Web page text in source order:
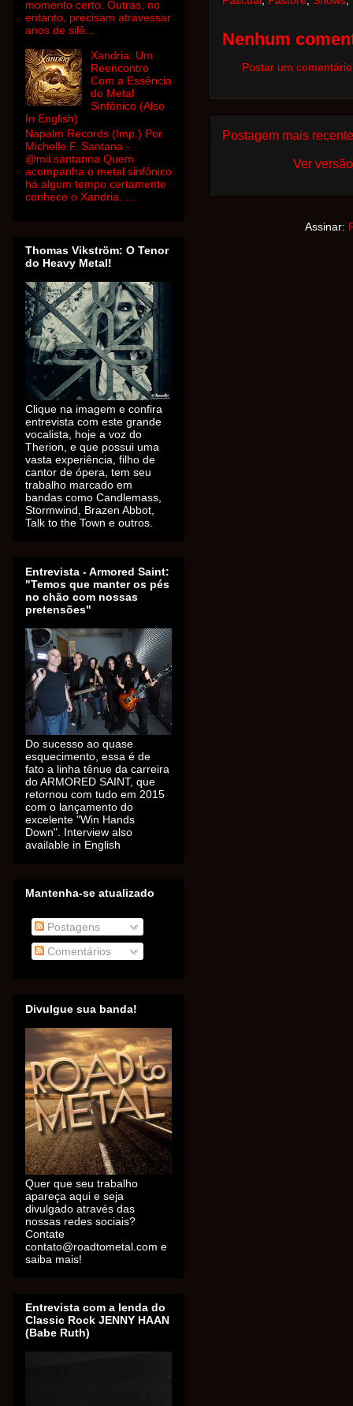
Nenhum
Postar um comentário
Postagem mais recente
Ver
Assinar:
momento certo. Outras, no
entanto, precisam atravessar
anos de silê...
Xandria: Um
Reencontro
Com a Essência
do Metal
Sinfônico (Also
In English)
Napalm Records (Imp.) Por
Michelle F. Santana -
@mii.santanna Quem
acompanha o metal sinfônico
há algum tempo certamente
conhece o Xandria. ...
Thomas Vikström: O Tenor
do Heavy Metal!
Clique na imagem e confira
entrevista com este grande
vocalista, hoje a voz do
Therion, e que possui uma
vasta experiência, filho de
cantor de ópera, tem seu
trabalho marcado em
bandas como Candlemass,
Stormwind, Brazen Abbot,
Talk to the Town e outros.
Entrevista - Armored Saint:
"Temos que manter os pés
no chão com nossas
pretensões"
Do sucesso ao quase
esquecimento, essa é de
fato a linha tênue da carreira
do ARMORED SAINT, que
retornou com tudo em 2015
com o lançamento do
excelente "Win Hands
Down". Interview also
available in English
Mantenha-se atualizado
Postagens
Comentários
Divulgue sua banda!
Quer que seu trabalho
apareça aqui e seja
divulgado através das
nossas redes sociais?
Contate
contato@roadtometal.com e
saiba mais!
Entrevista com a lenda do
Classic Rock JENNY HAAN
(Babe Ruth)